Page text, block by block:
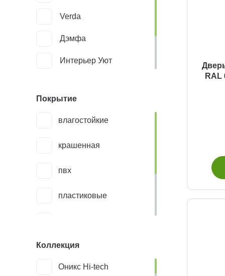
Verda
Дэмфа
Интерьер Уют
Покрытие
влагостойкие
крашенная
пвх
пластиковые
экошпон
эмаль
Коллекция
Оникс Hi-tech
RAL